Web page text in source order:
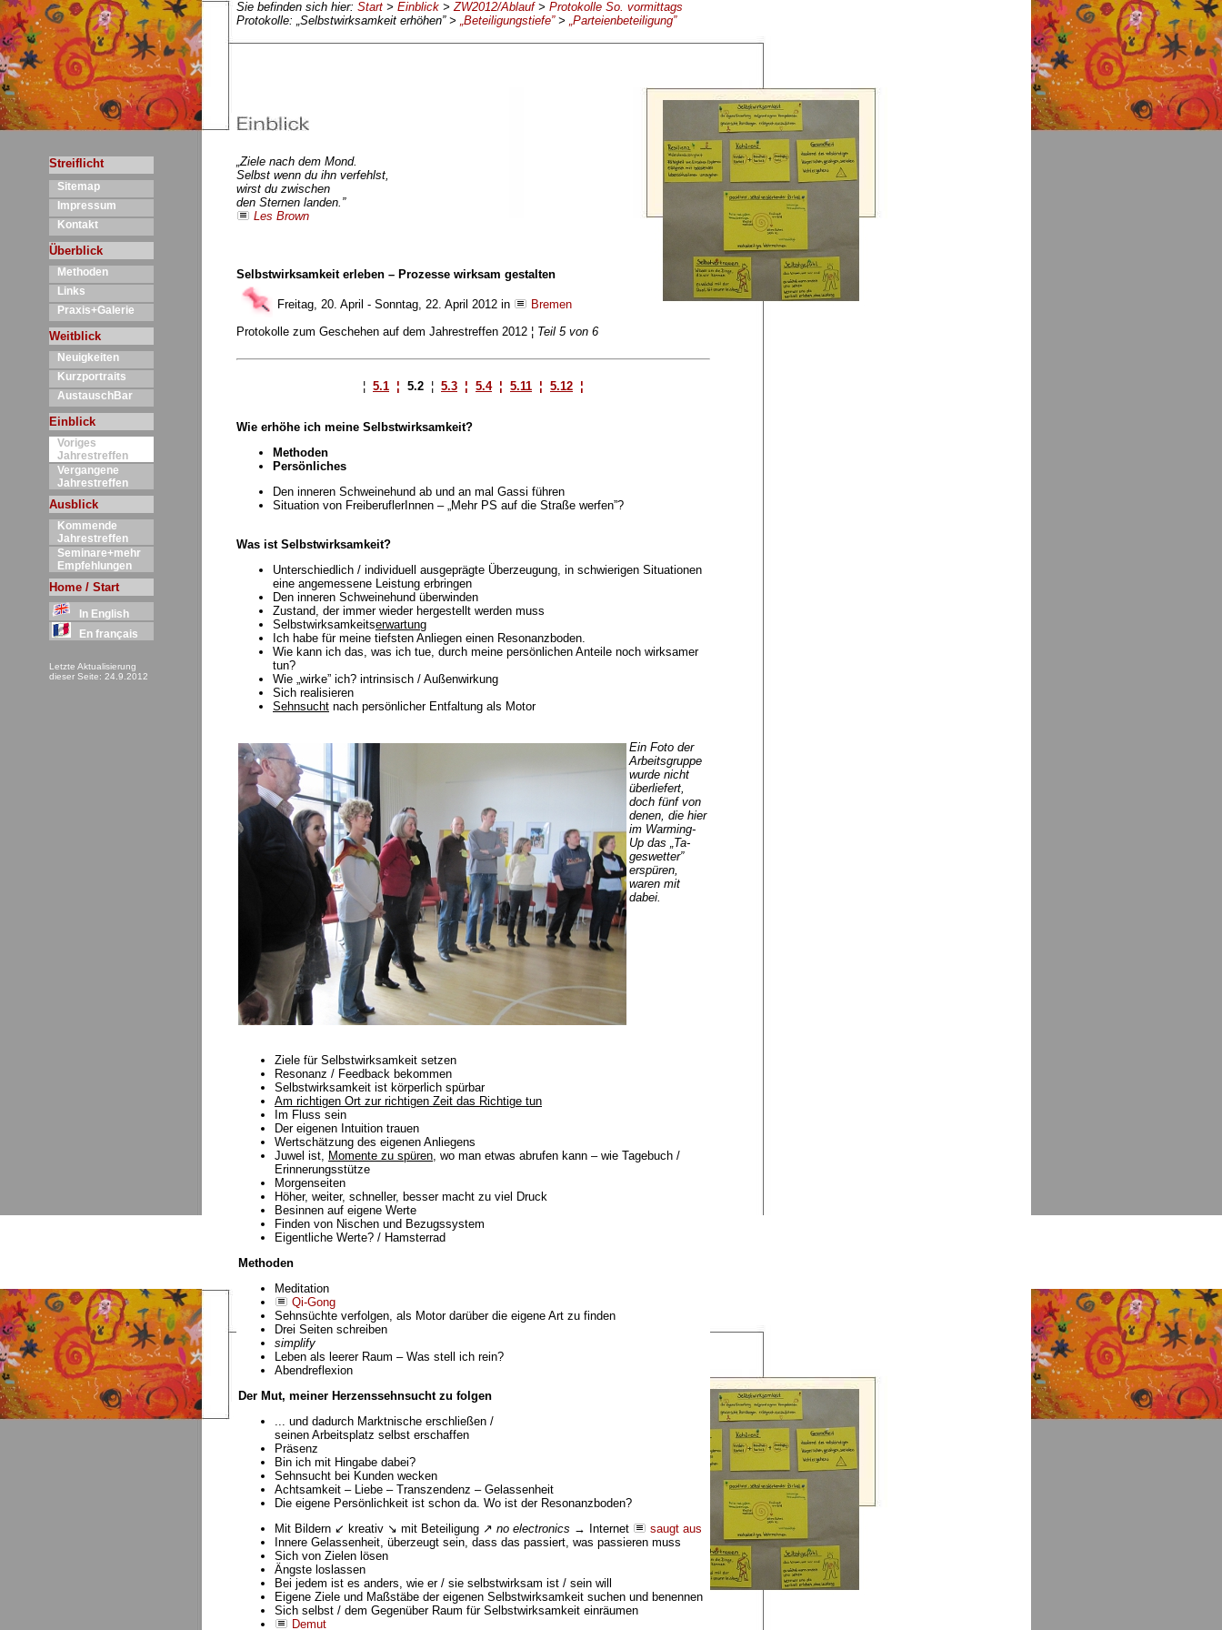
Sie befinden sich hier: Start > Einblick >ZW2012/Ablauf> Protokolle So. vormittags
Protokolle: „Selbstwirksamkeit erhöhen” > „Beteiligungstiefe”> „Parteienbeteiligung”
Streiflicht
Sitemap
Impressum
Kontakt
Überblick
Methoden
Links
Praxis+Galerie
Weitblick
Neuigkeiten
Kurzportraits
AustauschBar
Einblick
Voriges
Jahrestreffen
Vergangene
Jahrestreffen
Ausblick
Kommende
Jahrestreffen
Seminare+mehr
Empfehlungen
Home / Start
In English
En français
Letzte Aktualisierung
dieser Seite: 24.9.2012
„Ziele nach dem Mond.
Selbst wenn du ihn verfehlst,
wirst du zwischen
den Sternen landen.”
Les Brown
Selbstwirksamkeit erleben – Prozesse wirksam gestalten
Freitag, 20. April - Sonntag, 22. April 2012 in
Bremen
Protokolle zum Geschehen auf dem Jahrestreffen 2012 ¦ Teil 5 von 6
¦ 5.1 ¦ 5.2 ¦ 5.3 ¦ 5.4¦ 5.11 ¦ 5.12 ¦
Wie erhöhe ich meine Selbstwirksamkeit?
Methoden
Persönliches
Den inneren Schweinehund ab und an mal Gassi führen
Situation von FreiberuflerInnen – „Mehr PS auf die Straße werfen”?
Was ist Selbstwirksamkeit?
Unterschiedlich / individuell ausgeprägte Überzeugung, in schwierigen Situationen
eine angemessene Leistung erbringen
Den inneren Schweinehund überwinden
Zustand, der immer wieder hergestellt werden muss
Selbstwirksamkeitserwartung
Ich habe für meine tiefsten Anliegen einen Resonanzboden.
Wie kann ich das, was ich tue, durch meine persönlichen Anteile noch wirksamer
tun?
Wie „wirke” ich? intrinsisch / Außenwirkung
Sich realisieren
Sehnsucht nach persönlicher Entfaltung als Motor
Ein Foto der
Arbeitsgruppe
wurde nicht
über­liefert,
doch fünf von
denen, die hier
im Warming-
Up das „Ta­
ges­wetter”
erspü­ren,
waren mit
dabei.
Ziele für Selbstwirksamkeit setzen
Resonanz / Feedback bekommen
Selbstwirksamkeit ist körperlich spürbar
Am richtigen Ort zur richtigen Zeit das Richtige tun
Im Fluss sein
Der eigenen Intuition trauen
Wertschätzung des eigenen Anliegens
Juwel ist, Momente zu spüren, wo man etwas abrufen kann – wie Tagebuch /
Erinnerungsstütze
Morgenseiten
Höher, weiter, schneller, besser macht zu viel Druck
Besinnen auf eigene Werte
Finden von Nischen und Bezugssystem
Eigentliche Werte? / Hamsterrad
Methoden
Meditation
Qi-Gong
Sehnsüchte verfolgen, als Motor darüber die eigene Art zu finden
Drei Seiten schreiben
simplify
Leben als leerer Raum – Was stell ich rein?
Abendreflexion
Der Mut, meiner Herzenssehnsucht zu folgen
... und dadurch Marktnische erschließen /
seinen Arbeitsplatz selbst erschaffen
Präsenz
Bin ich mit Hingabe dabei?
Sehnsucht bei Kunden wecken
Achtsamkeit – Liebe – Transzendenz – Gelassenheit
Die eigene Persönlichkeit ist schon da. Wo ist der Resonanzboden?
Mit Bildern ↙ kreativ ↘ mit Beteiligung ↗ no electronics → Internet
saugt aus
Innere Gelassenheit, überzeugt sein, dass das passiert, was passieren muss
Sich von Zielen lösen
Ängste loslassen
Bei jedem ist es anders, wie er / sie selbstwirksam ist / sein will
Eigene Ziele und Maßstäbe der eigenen Selbstwirksamkeit suchen und benennen
Sich selbst / dem Gegenüber Raum für Selbstwirksamkeit einräumen
Demut